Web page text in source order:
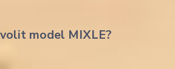
model MIXLE?